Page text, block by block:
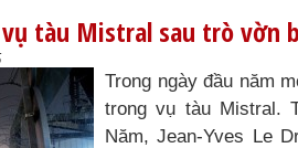
tàu Mistral sau trò vờn
Trong ngày đầu năm
trong vụ tàu Mistral.
Năm, Jean-Yves Le